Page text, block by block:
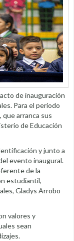
de inauguración
Para el periodo
que arranca sus
de Educación
y junto a
evento inaugural.
de la
estudiantil,
Gladys Arrobo
valores y
sean